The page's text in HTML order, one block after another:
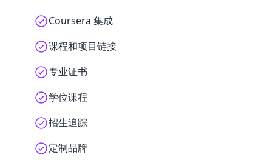
Coursera 集成
课程和项目链接
专业证书
学位课程
招生追踪
定制品牌